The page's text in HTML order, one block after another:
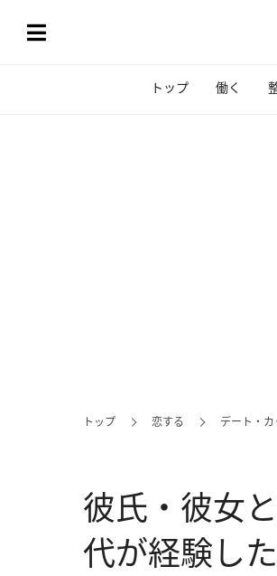
トップ 働く
トップ 恋する デート・
彼氏・彼女
代が経験し